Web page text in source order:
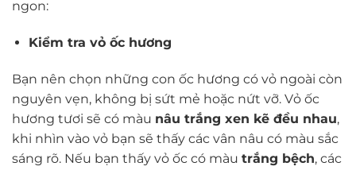
ngon:
Kiểm tra vỏ ốc hương
Bạn nên chọn những con ốc hương có vỏ ngoài còn
nguyên vẹn, không bị sứt mẻ hoặc nứt vỡ. Vỏ ốc
hương tươi sẽ có màu nâu trắng xen kẽ đều nhau,
khi nhìn vào vỏ bạn sẽ thấy các vân nâu có màu sắc
sáng rõ. Nếu bạn thấy vỏ ốc có màu trắng bệch, các